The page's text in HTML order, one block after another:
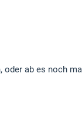
ab es noch